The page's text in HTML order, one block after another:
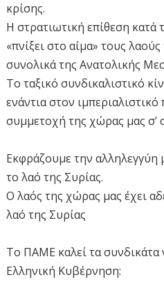
κρίσης.
Η στρατιωτική επίθεση κατά
«πνίξει στο αίμα» τους
συνολικά της Ανατολικής
Το ταξικό συνδικαλιστικό
ενάντια στον
συμμετοχή της χώρας μας σ’
Εκφράζουμε την αλληλεγγύη
το λαό της Συρίας.
Ο λαός της χώρας μας έχει
λαό της Συρίας
Το ΠΑΜΕ καλεί τα συνδικάτα
Ελληνική Κυβέρνηση: